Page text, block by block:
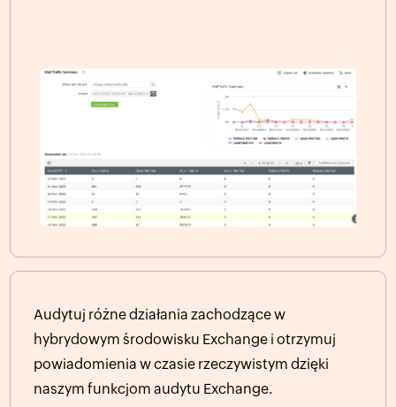
Audytuj różne działania zachodzące w
hybrydowym środowisku Exchange i otrzymuj
powiadomienia w czasie rzeczywistym dzięki
naszym funkcjom audytu Exchange.